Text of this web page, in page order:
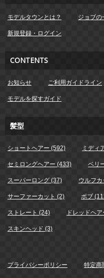
モデルタウンとは？ ジョブの
新規登録・ログイン
CONTENTS
お知らせ ご利用ガイドライン
モデルを探すガイド
髪型
ショートヘアー (592) ミディ
セミロングヘアー (433) ベリ
スーパーロング (37) ウルフ
サーファーカット (2) ボブ
ストレート (24) ドレッドヘ
スキンヘッド (3)
プライバシーポリシー 特定商